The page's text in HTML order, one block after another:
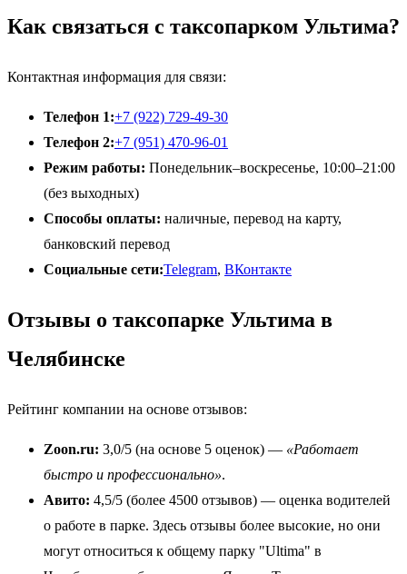
Как связаться с таксопарком Ультима?
Контактная информация для связи:
Телефон 1:+7 (922) 729-49-30
Телефон 2:+7 (951) 470-96-01
Режим работы: Понедельник–воскресенье, 10:00–21:00
(без выходных)
Способы оплаты: наличные, перевод на карту,
банковский перевод
Социальные сети:Telegram, ВКонтакте
Отзывы о таксопарке Ультима в
Челябинске
Рейтинг компании на основе отзывов:
Zoon.ru: 3,0/5 (на основе 5 оценок) — «Работает
быстро и профессионально».
Авито: 4,5/5 (более 4500 отзывов) — оценка водителей
о работе в парке. Здесь отзывы более высокие, но они
могут относиться к общему парку "Ultima" в